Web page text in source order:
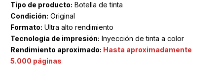
Tipo de producto: Botella de tinta
Condición: Original
Formato: Ultra alto rendimiento
Tecnología de impresión: Inyección de tinta a color
Rendimiento aproximado: Hasta aproximadamente
5.000 páginas